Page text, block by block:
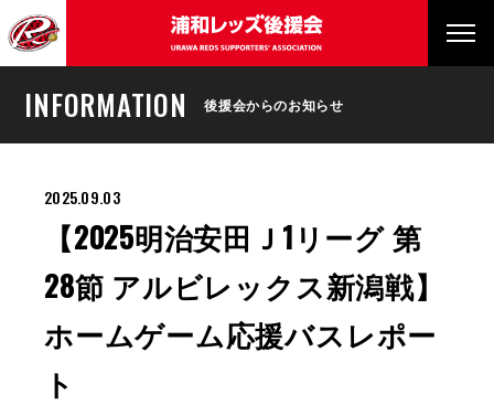
INFORMATION 後援会からのお知らせ
2025.09.03
【2025明治安田Ｊ1リーグ 第
28節 アルビレックス新潟戦】
ホームゲーム応援バスレポー
ト